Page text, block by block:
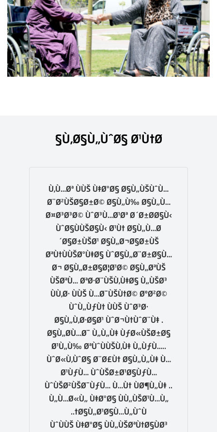
Ù‚Ø§Ù„ÙˆØ§ Ø¹Ù†Ø§
Ù‚Ù…Øª ÙÙŠ Ù‡Ø°Ø§ Ø§Ù„ÙŠÙˆÙ…
Ø¨Ø²ÙŠØ§Ø±Ø© Ø§Ù„Ù‰ Ø§Ù„Ù…
Ø¤Ø³Ø³Ø© ÙˆØ³Ù…Ø¹Øª Ø´Ø±Ø­Ø§Ù‹
ÙˆØ§ÙÙŠØ§Ù‹ Ø¹Ù† Ø§Ù„Ù…Ø
´Ø§Ø±ÙŠØ¹ Ø§Ù„Ø¬Ø§Ø±ÙŠ
ØªÙ†ÙÙŠØ°Ù‡Ø§ ÙˆØ§Ù„Ø¨Ø±Ø§Ù…
Ø¬ Ø§Ù„Ø±Ø§Ø¦Ø¹Ø© Ø§Ù„ØªÙŠ
ÙŠØªÙ… ØªØ·Ø¨ÙŠÙ‚Ù‡Ø§ Ù„ÙŠØ³
ÙÙ‚Ø· ÙÙŠ Ù…Ø¯ÙŠÙ†Ø© ØºØ²Ø©
ÙˆÙ„ÙƒÙ† ÙÙŠ ÙˆØ³Ø·
Ø§Ù„Ù‚Ø·Ø§Ø¹ ÙˆØ¬Ù†ÙˆØ¨Ù‡ .
Ø§Ù„Ø­Ù…Ø¯ Ù„Ù„Ù‡ ÙƒØ«ÙŠØ±Ø§
Ø¹Ù„Ù‰ ØªÙˆÙÙŠÙ‚Ù‡ Ù„ÙƒÙ…..
ÙˆØ«Ù‚ÙˆØ§ Ø¨Ø£Ù† Ø§Ù„Ù„Ù‡ Ù…
Ø¹ÙƒÙ… ÙˆÙŠØ±Ø¹Ø§ÙƒÙ…
ÙˆÙŠØ²ÙŠØ¯ÙƒÙ… Ù…Ù† ÙØ¶Ù„Ù‡ ..
Ù„Ù…Ø«Ù„ Ù‡Ø°Ø§ ÙÙ„ÙŠØ¹Ù…Ù„
Ø§Ù„Ø¹Ø§Ù…Ù„ÙˆÙ†..
ÙˆÙÙŠ Ù‡Ø°Ø§ ÙÙ„ÙŠØªÙ†Ø§ÙØ³